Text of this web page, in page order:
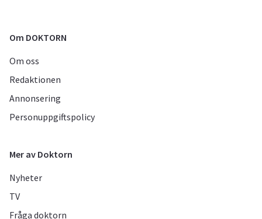
Om DOKTORN
Om oss
Redaktionen
Annonsering
Personuppgiftspolicy
Mer av Doktorn
Nyheter
TV
Fråga doktorn